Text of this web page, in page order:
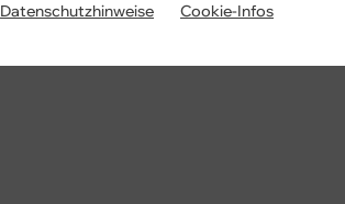
Datenschutzhinweise Cookie-Infos